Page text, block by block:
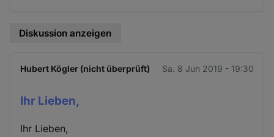
Diskussion anzeigen
Hubert Kögler (nicht überprüft) Sa. 8 Jun 2019 - 19:30
Ihr Lieben,
Ihr Lieben,